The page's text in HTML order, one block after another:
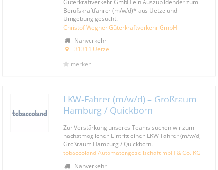
Güterkraftverkehr GmbH ein Auszubildender zum
Berufskraftfahrer (m/w/d)* aus Uetze und
Umgebung gesucht.
Christof Wegner Güterkraftverkehr GmbH
Nahverkehr
31311 Uetze
merken
LKW-Fahrer (m/w/d) – Großraum
Hamburg / Quickborn
Zur Verstärkung unseres Teams suchen wir zum
nächstmöglichen Eintritt einen LKW-Fahrer (m/w/d) –
Großraum Hamburg / Quickborn.
tobaccoland Automatengesellschaft mbH & Co. KG
Nahverkehr